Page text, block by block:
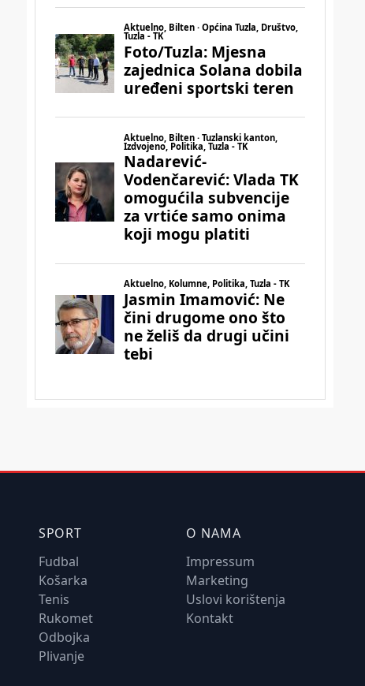
SPORT
Fudbal
Košarka
Tenis
Rukomet
Odbojka
Plivanje
O NAMA
Impressum
Marketing
Uslovi korištenja
Kontakt